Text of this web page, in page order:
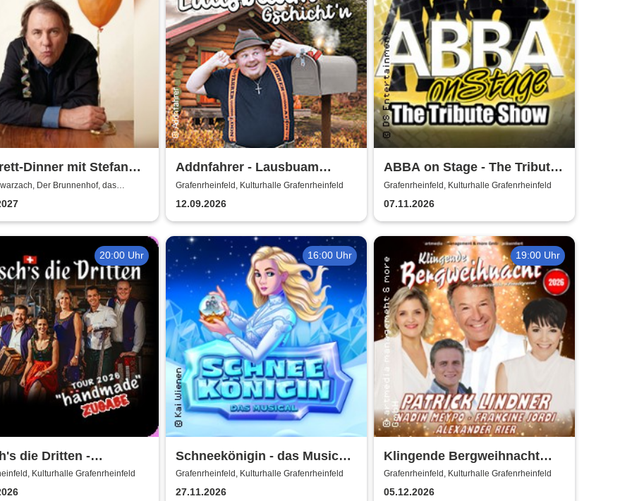
Dinner mit Stefan
- Früher waren
Kerzen
Der Brunnenhof, das
Addnfahrer - Lausbuam
Gschicht'n
Grafenrheinfeld, Kulturhalle Grafenrheinfeld
12.09.2026
ABBA on Stage - The Tribute
Show
Grafenrheinfeld, Kulturhalle Grafenrheinfeld
07.11.2026
20:00 Uhr
die Dritten -
Tour 2025
Kulturhalle Grafenrheinfeld
16:00 Uhr
Schneekönigin - das Musical |
Theater Liberi
Grafenrheinfeld, Kulturhalle Grafenrheinfeld
27.11.2026
19:00 Uhr
Klingende Bergweihnacht
2026 - Die volkstümliche
Weihnachtsrevue
Grafenrheinfeld, Kulturhalle Grafenrheinfeld
05.12.2026